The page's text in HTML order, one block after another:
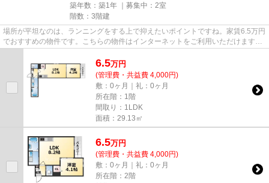
築年数：築1年 ｜募集中： 2室
階数：3階建
場所が平坦なのは、ランニングをする上で抑えたいポイントですね。家賃6.5万円
でおすすめの物件です。こちらの物件はインターネットをご利用いただけます。
6.5万円
(管理費・共益費 4,000円)
敷：0ヶ月｜礼：0ヶ月
所在階：1階
間取り：1LDK
面積：29.13㎡
6.5万円
(管理費・共益費 4,000円)
敷：0ヶ月｜礼：0ヶ月
所在階：2階